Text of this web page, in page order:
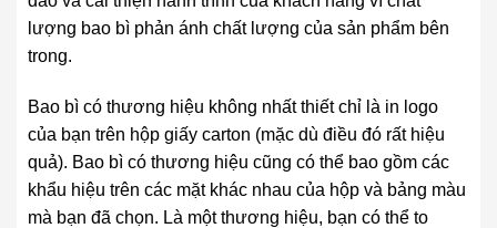
lượng bao bì phản ánh chất lượng của sản phẩm bên
trong.
Bao bì có thương hiệu không nhất thiết chỉ là in logo
của bạn trên hộp giấy carton (mặc dù điều đó rất hiệu
quả). Bao bì có thương hiệu cũng có thể bao gồm các
khẩu hiệu trên các mặt khác nhau của hộp và bảng màu
mà bạn đã chọn. Là một thương hiệu, bạn có thể to